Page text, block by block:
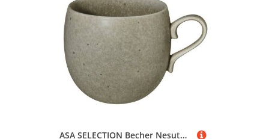
ASA SELECTION Becher Nesuto Henkelbecher bonsai 13,5 cm, Porzellan, Geschirr